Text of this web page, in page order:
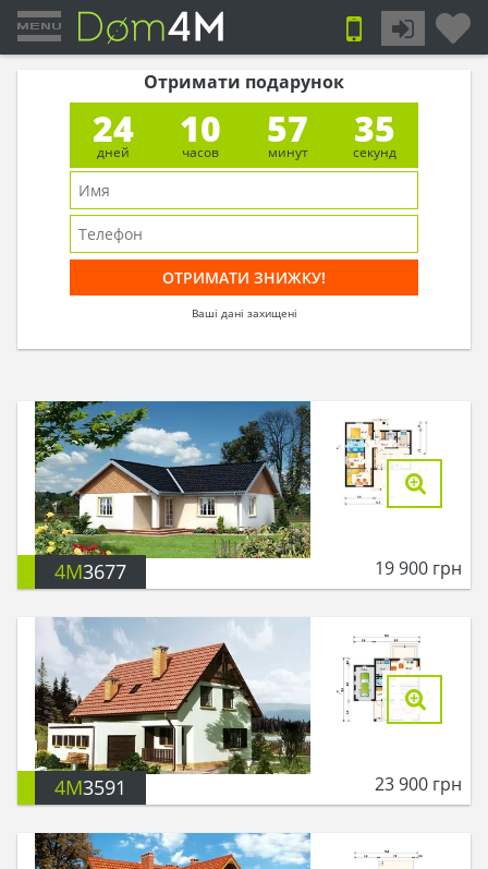
Отримати подарунок
24
дней
10
часов
57
минут
34
секунд
Ваші дані захищені
4M3677 19 900 грн
4M3591 23 900 грн